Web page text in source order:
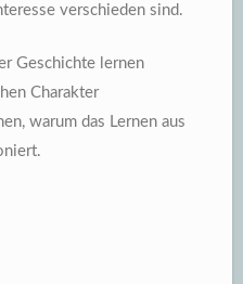
verschieden sind.
Geschichte lernen
Charakter
warum das Lernen aus